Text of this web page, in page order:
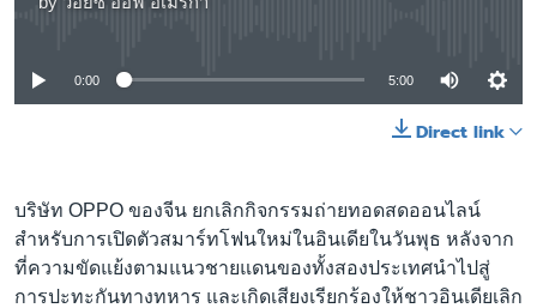
No media source currently available
0:00 5:00
Direct link
บริษัท OPPO ของจีน ยกเลิกกิจกรรมถ่ายทอดสดออนไลน์
สำหรับการเปิดตัวสมาร์ทโฟนใหม่ในอินเดียในวันพุธ หลังจาก
ที่ความขัดแย้งตามแนวชายแดนของทั้งสองประเทศนำไปสู่
การปะทะกันทางทหาร และเกิดเสียงเรียกร้องให้ชาวอินเดียเลิก